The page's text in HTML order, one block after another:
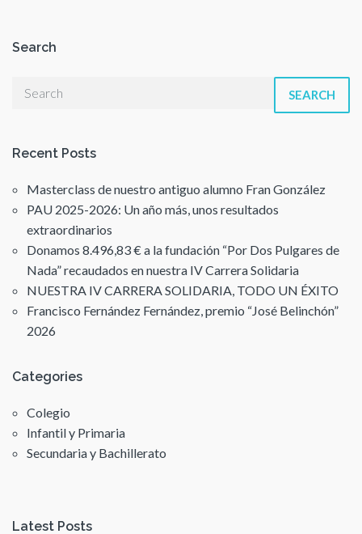
Search
SEARCH
Recent Posts
Masterclass de nuestro antiguo alumno Fran González
PAU 2025-2026: Un año más, unos resultados
extraordinarios
Donamos 8.496,83 € a la fundación “Por Dos Pulgares de
Nada” recaudados en nuestra IV Carrera Solidaria
NUESTRA IV CARRERA SOLIDARIA, TODO UN ÉXITO
Francisco Fernández Fernández, premio “José Belinchón”
2026
Categories
Colegio
Infantil y Primaria
Secundaria y Bachillerato
Latest Posts